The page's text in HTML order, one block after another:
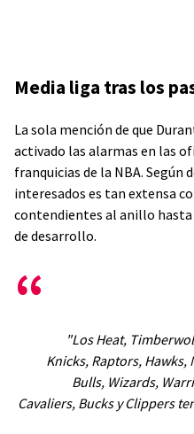
Media liga tras los
La sola mención de que
activado las alarmas en las
franquicias de la NBA.
interesados es tan extensa
contendientes al anillo
de desarrollo.
"Los Heat,
Knicks, Raptors, Hawks,
Bulls, Wizards,
Cavaliers, Bucks y Clippers